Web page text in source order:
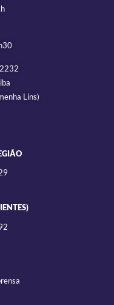
Lins)